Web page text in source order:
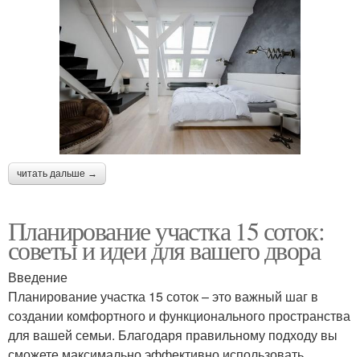
читать дальше →
Планирование участка 15 соток:
советы и идеи для вашего двора
Введение
Планирование участка 15 соток – это важный шаг в
создании комфортного и функционального пространства
для вашей семьи. Благодаря правильному подходу вы